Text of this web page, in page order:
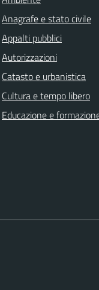
Anagrafe e stato civile
Appalti pubblici
Autorizzazioni
Catasto e urbanistica
Cultura e tempo libero
Educazione e